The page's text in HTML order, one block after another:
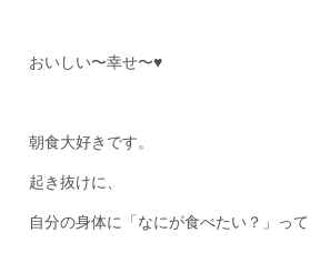
おいしい〜幸せ〜♥
朝食大好きです。
起き抜けに、
自分の身体に「なにが食べたい？」って